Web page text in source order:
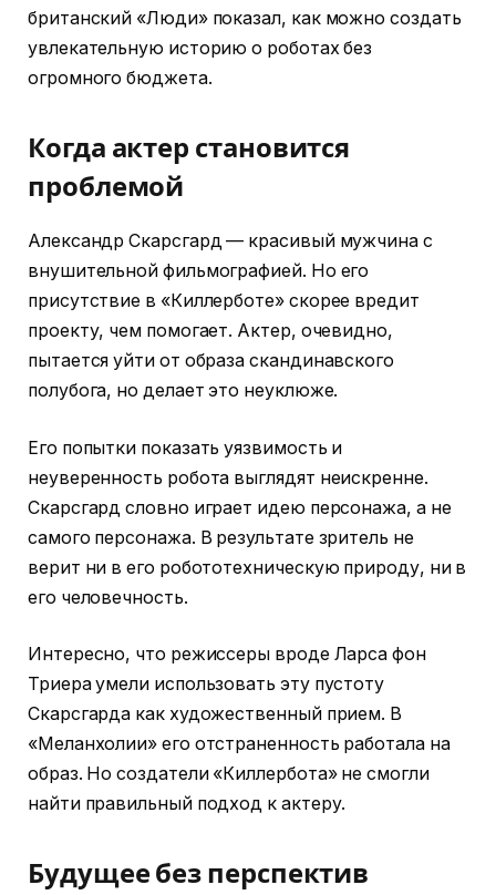
британский «Люди» показал, как можно создать
увлекательную историю о роботах без
огромного бюджета.
Когда актер становится
проблемой
Александр Скарсгард — красивый мужчина с
внушительной фильмографией. Но его
присутствие в «Киллерботе» скорее вредит
проекту, чем помогает. Актер, очевидно,
пытается уйти от образа скандинавского
полубога, но делает это неуклюже.
Его попытки показать уязвимость и
неуверенность робота выглядят неискренне.
Скарсгард словно играет идею персонажа, а не
самого персонажа. В результате зритель не
верит ни в его робототехническую природу, ни в
его человечность.
Интересно, что режиссеры вроде Ларса фон
Триера умели использовать эту пустоту
Скарсгарда как художественный прием. В
«Меланхолии» его отстраненность работала на
образ. Но создатели «Киллербота» не смогли
найти правильный подход к актеру.
Будущее без перспектив